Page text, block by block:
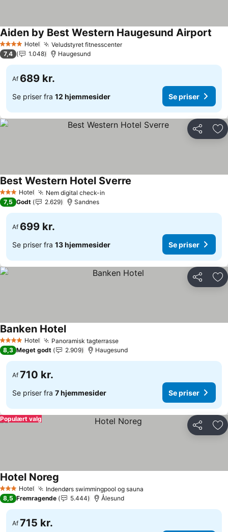
4 StjernerHotel Veludstyret fitnesscenterSe priser
Aiden by Best Western Haugesund Airport
7,4 1.048 Haugesund
Af 689 kr.
Se priser fra 12 hjemmesider Se priser
Del
3 StjernerHotel Nem digital check-in
Best Western Hotel Sverre
7,5 Godt 2.629 Sandnes
Af 699 kr.
Se priser fra 13 hjemmesider Se priser
Del
4 StjernerHotel Panoramisk tagterrasseSe priser
Banken HotelSe priser
8,3 Meget godt 2.909 Haugesund
Af 710 kr.
Se priser fra 7 hjemmesider Se priser
Del
Populært valg
3 StjernerHotel Indendørs swimmingpool og sauna
Hotel Noreg
8,5 Fremragende 5.444 Ålesund
Af 715 kr.